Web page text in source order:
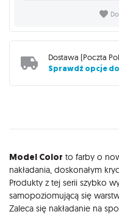
Dostawa (Poczta
Sprawdź opcje
Opis
Model Color to farby o
nakładania, doskonałym
Produkty z tej serii szybko
samopoziomującą się
Zaleca się nakładanie na